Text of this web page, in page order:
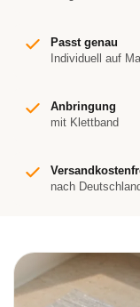
Passt genau
Individuell auf
Anbringung
mit Klettband
nach